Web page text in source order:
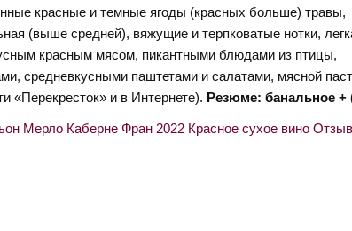
красные и темные ягоды (красных больше) травы,
(выше средней), вяжущие и терпковатые нотки,
красным мясом, пикантными блюдами из птицы,
средневкусными паштетами и салатами, мясной
«Перекресток» и в Интернете). Резюме: банальное +